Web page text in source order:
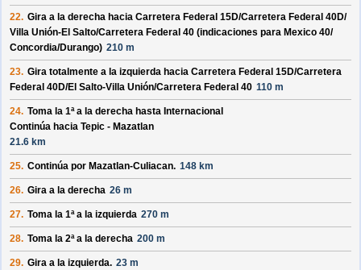
22. Gira a la derecha hacia Carretera Federal 15D/Carretera Federal 40D/
Villa Unión-El Salto/Carretera Federal 40 (indicaciones para Mexico 40/
Concordia/Durango) 210 m
23. Gira totalmente a la izquierda hacia Carretera Federal 15D/Carretera
Federal 40D/El Salto-Villa Unión/Carretera Federal 40 110 m
24. Toma la 1ª a la derecha hasta Internacional
Continúa hacia Tepic - Mazatlan
21.6 km
25. Continúa por Mazatlan-Culiacan. 148 km
26. Gira a la derecha 26 m
27. Toma la 1ª a la izquierda 270 m
28. Toma la 2ª a la derecha 200 m
29. Gira a la izquierda. 23 m